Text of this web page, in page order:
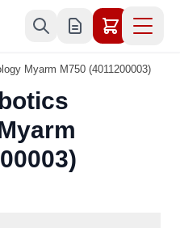
Myarm M750 (4011200003)